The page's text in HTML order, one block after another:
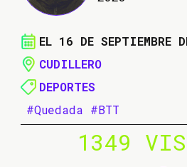
EL 16 DE SEPTIEMBRE
CUDILLERO
DEPORTES
#Quedada #BTT
1349